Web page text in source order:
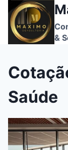
Skip
content
&
Saúde